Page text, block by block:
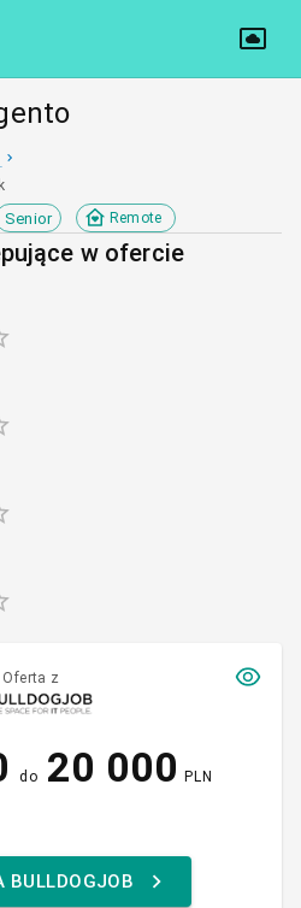
Senior Remote
w ofercie
Oferta z
do 20 000 PLN
BULLDOGJOB